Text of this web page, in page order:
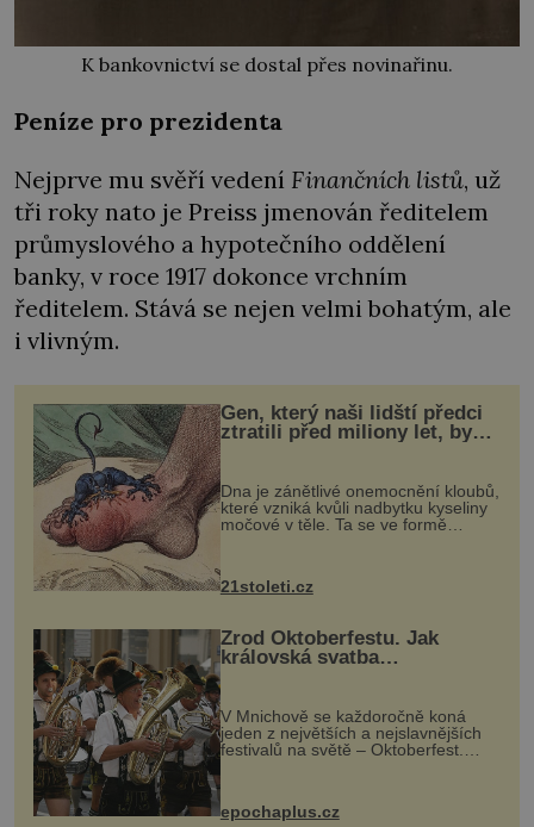
K bankovnictví se dostal přes novinařinu.
Peníze pro prezidenta
Nejprve mu svěří vedení Finančních listů, už
tři roky nato je Preiss jmenován ředitelem
průmyslového a hypotečního oddělení
banky, v roce 1917 dokonce vrchním
ředitelem. Stává se nejen velmi bohatým, ale
i vlivným.
Gen, který naši lidští předci
ztratili před miliony let, by
mohl pomoci s léčbou
„nemoci králů“
Dna je zánětlivé onemocnění kloubů,
které vzniká kvůli nadbytku kyseliny
močové v těle. Ta se ve formě
nohou, a způsobuje bole...
21stoleti.cz
Zrod Oktoberfestu. Jak
královská svatba
odstartovala největší pivní
festival světa
V Mnichově se každoročně koná
jeden z největších a nejslavnějších
festivalů na světě – Oktoberfest.
návštěvníků, kteří si vychutnávají
kultur...
epochaplus.cz